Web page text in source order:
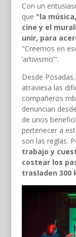
Con un
que "la
cine y el
unir, para
"Creemos en
‘artivismo’".
Desde
atraviesa las
compañeros
denuncian
de unos
pertenecer a
son las reglas.
trabajo y
costear los
trasladen 300